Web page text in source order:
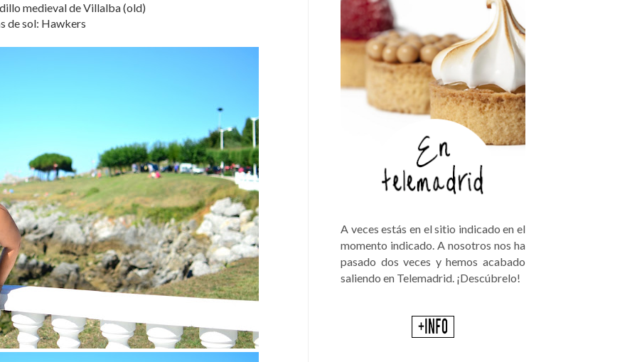
medieval de Villalba (old)
de sol: Hawkers
A veces estás en el sitio indicado en el
momento indicado. A nosotros nos ha
pasado dos veces y hemos acabado
saliendo en Telemadrid. ¡Descúbrelo!